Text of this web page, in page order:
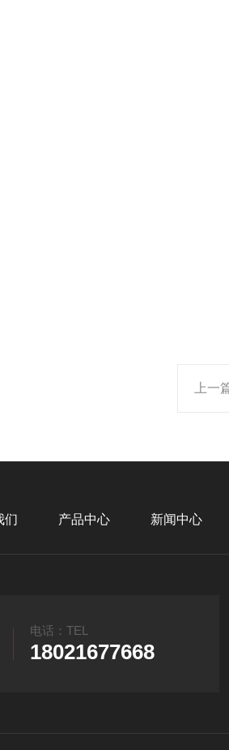
上一
们 产品中心 新闻中心
电话：TEL
18021677668